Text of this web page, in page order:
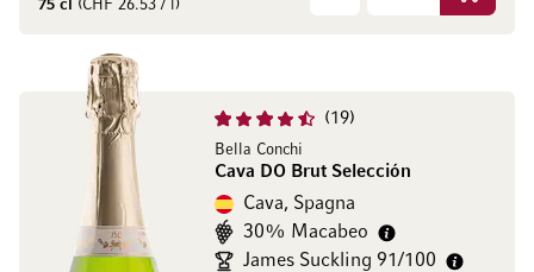
75 cl (CHF 26.53 / l)
19
Bella Conchi
Cava DO Brut Selección
Cava, Spagna
30% Macabeo
James Suckling 91/100